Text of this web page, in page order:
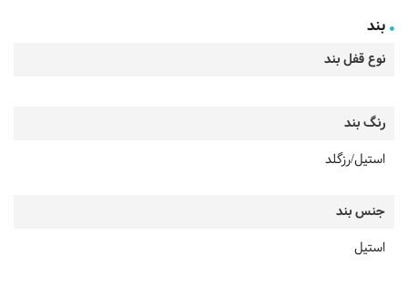
بند
نوع قفل بند
رنگ بند
استیل/رزگلد
جنس بند
استیل